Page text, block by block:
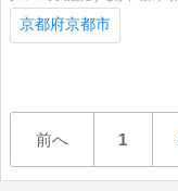
京都府京都市
前へ 1